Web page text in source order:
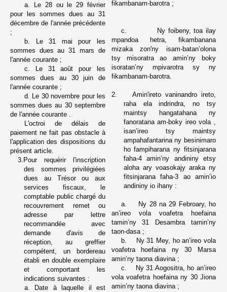
a. Le 28 ou le 29 février
pour les sommes dues au 31
décembre de l'année précédente
;
b. Le 31 mai pour les
sommes dues au 31 mars de
l'année courante ;
c. Le 31 août pour les
sommes dues au 30 juin de
l'année courante ;
d. Le 30 novembre pour les
sommes dues au 30 septembre
de l'année courante .
L'octroi de délais de
paiement ne fait pas obstacle à
l'application des dispositions du
présent article.
3. Pour requérir l'inscription
des sommes privilégiées
dues au Trésor ou aux
services fiscaux, le
comptable public chargé du
recouvrement remet ou
adresse par lettre
recommandée avec
demande d'avis de
réception, au greffier
compétent, un bordereau
établi en double exemplaire
et comportant les
indications suivantes :
a. Date à laquelle il est
fikambanam-barotra ;
c.
Ny foibeny, toa ilay
mpandoa hetra, fikambanana
mizaka zon'ny isam-batan’olona
tsy misoratra ao amin’ny boky
isoratan’ny mpivarotra sy ny
fikambanam-barotra.
2.
Amin'ireto vaninandro ireto,
raha ela indrindra, no tsy
maintsy hangatahana ny
fanoratana am-boky ireo vola ,
isan’ireo tsy maintsy
ampahafantarina ny besinimaro
ho fampiharana ny fitsinjarana
faha-4 amin’ny andininy etsy
aloha ary voasokajy araka ny
fitsinjarana faha-3 ao amin’io
andininy io ihany :
a.
Ny 28 na 29 Febroary, ho
an’ireo vola voafetra hoefaina
tamin’ny 31 Desambra tamin’ny
taon-dasa ;
b.
Ny 31 Mey, ho an’ireo vola
voafetra hoefaina ny 30 Marsa
amin’ny taona diavina ;
c.
Ny 31 Aogositra, ho an’ireo
vola voafetra hoefaina ny 30 Jiona
amin’ny taona diavina ;